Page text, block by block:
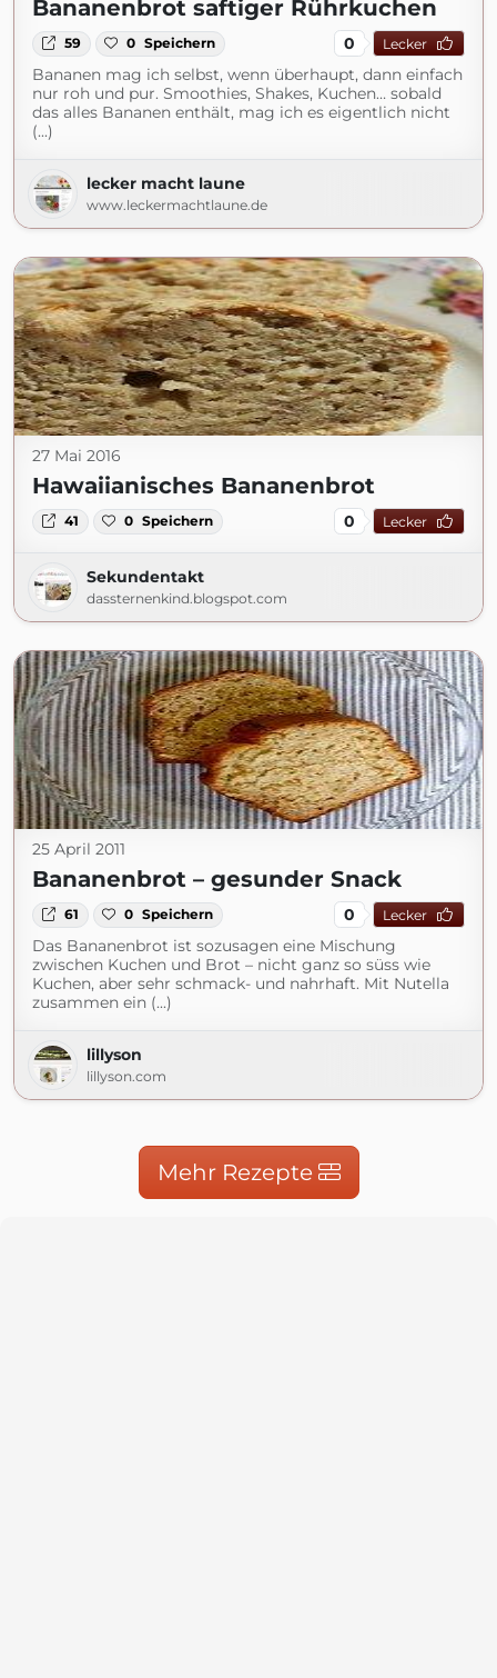
Bananenbrot saftiger Rührkuchen
59 0 Speichern 0 Lecker
Bananen mag ich selbst, wenn überhaupt, dann einfach
nur roh und pur. Smoothies, Shakes, Kuchen… sobald
das alles Bananen enthält, mag ich es eigentlich nicht
(...)
lecker macht laune
www.leckermachtlaune.de
27 Mai 2016
Hawaiianisches Bananenbrot
41 0 Speichern 0 Lecker
Sekundentakt
dassternenkind.blogspot.com
25 April 2011
Bananenbrot – gesunder Snack
61 0 Speichern 0 Lecker
Das Bananenbrot ist sozusagen eine Mischung
zwischen Kuchen und Brot – nicht ganz so süss wie
Kuchen, aber sehr schmack- und nahrhaft. Mit Nutella
zusammen ein (...)
lillyson
lillyson.com
Mehr Rezepte